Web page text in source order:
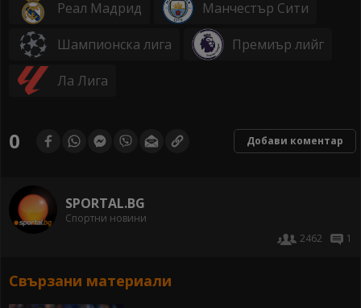
Реал Мадрид Манчестър Сити
Шампионска лига Премиър лийг
Ла Лига
0 Добави коментар
SPORTAL.BG
Спортни новини
2462
1
Свързани материали